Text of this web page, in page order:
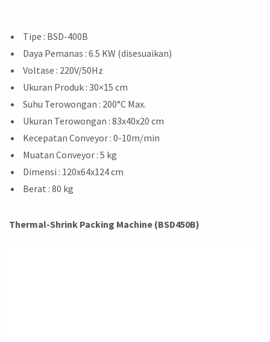
Tipe : BSD-400B
Daya Pemanas : 6.5 KW (disesuaikan)
Voltase : 220V/50Hz
Ukuran Produk : 30×15 cm
Suhu Terowongan : 200°C Max.
Ukuran Terowongan : 83x40x20 cm
Kecepatan Conveyor : 0-10m/min
Muatan Conveyor : 5 kg
Dimensi : 120x64x124 cm
Berat : 80 kg
Thermal-Shrink Packing Machine (BSD450B)